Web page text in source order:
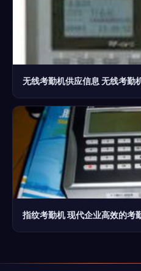
指纹考勤机 现代企业高效的考